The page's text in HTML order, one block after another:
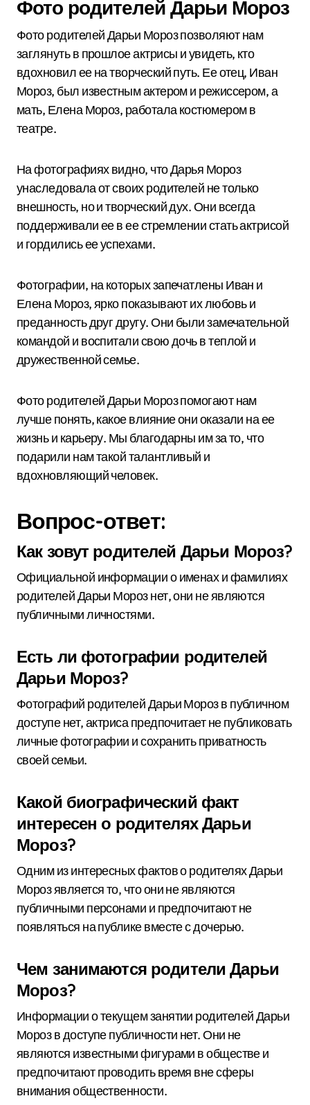
Фото родителей Дарьи Мороз
Фото родителей Дарьи Мороз позволяют нам
заглянуть в прошлое актрисы и увидеть, кто
вдохновил ее на творческий путь. Ее отец, Иван
Мороз, был известным актером и режиссером, а
мать, Елена Мороз, работала костюмером в
театре.
На фотографиях видно, что Дарья Мороз
унаследовала от своих родителей не только
внешность, но и творческий дух. Они всегда
поддерживали ее в ее стремлении стать актрисой
и гордились ее успехами.
Фотографии, на которых запечатлены Иван и
Елена Мороз, ярко показывают их любовь и
преданность друг другу. Они были замечательной
командой и воспитали свою дочь в теплой и
дружественной семье.
Фото родителей Дарьи Мороз помогают нам
лучше понять, какое влияние они оказали на ее
жизнь и карьеру. Мы благодарны им за то, что
подарили нам такой талантливый и
вдохновляющий человек.
Вопрос-ответ:
Как зовут родителей Дарьи Мороз?
Официальной информации о именах и фамилиях
родителей Дарьи Мороз нет, они не являются
публичными личностями.
Есть ли фотографии родителей
Дарьи Мороз?
Фотографий родителей Дарьи Мороз в публичном
доступе нет, актриса предпочитает не публиковать
личные фотографии и сохранить приватность
своей семьи.
Какой биографический факт
интересен о родителях Дарьи
Мороз?
Одним из интересных фактов о родителях Дарьи
Мороз является то, что они не являются
публичными персонами и предпочитают не
появляться на публике вместе с дочерью.
Чем занимаются родители Дарьи
Мороз?
Информации о текущем занятии родителей Дарьи
Мороз в доступе публичности нет. Они не
являются известными фигурами в обществе и
предпочитают проводить время вне сферы
внимания общественности.